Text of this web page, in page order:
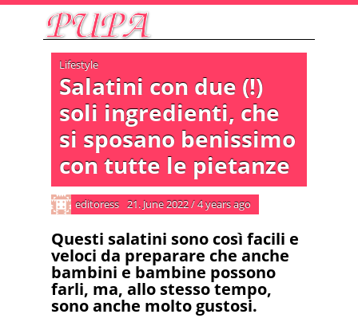
Lifestyle
Salatini con due (!)
soli ingredienti, che
si sposano benissimo
con tutte le pietanze
editoress 21. June 2022/4 years ago
Questi salatini sono così facili e
veloci da preparare che anche
bambini e bambine possono
farli, ma, allo stesso tempo,
sono anche molto gustosi.